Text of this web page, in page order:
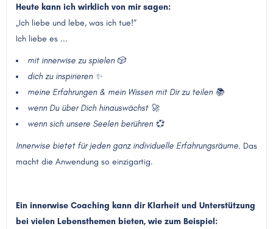
Heute kann ich wirklich von mir sagen:
„Ich liebe und lebe, was ich tue!“
Ich liebe es ...
mit innerwise zu spielen 🎲
dich zu inspirieren ✨
meine Erfahrungen & mein Wissen mit Dir zu teilen 📚
wenn Du über Dich hinauswächst 🚀
wenn sich unsere Seelen berühren 💞
Innerwise bietet für jeden ganz individuelle Erfahrungsräume. Das
macht die Anwendung so einzigartig.
Ein innerwise Coaching kann dir Klarheit und Unterstützung
bei vielen Lebensthemen bieten, wie zum Beispiel: